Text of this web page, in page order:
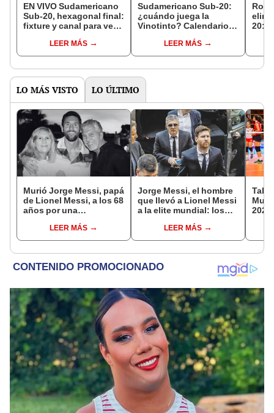
EN VIVO Sudamericano
Sub-20, hexagonal final:
fixture y canal para ver
LEER MÁS
Sudamericano Sub-20:
¿cuándo juega la
Vinotinto? Calendario,
clasificados
LEER MÁS
20:
LO MÁS VISTO LO ÚLTIMO
Murió Jorge Messi, papá
de Lionel Messi, a los 68
años por una
LEER MÁS
Jorge Messi, el hombre
que llevó a Lionel Messi
a la elite mundial: los
carrera de su hijo
LEER MÁS